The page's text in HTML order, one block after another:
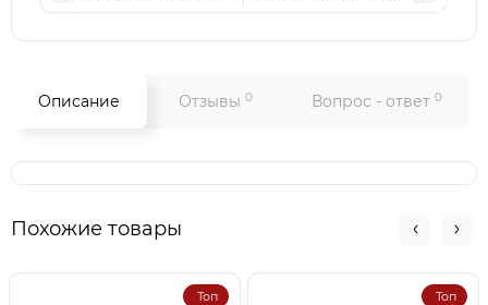
Описание Отзывы 0 Вопрос - ответ 0
Похожие товары
Топ Топ